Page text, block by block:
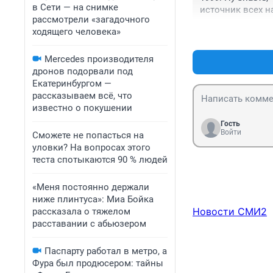
в Сети — на снимке
рассмотрели «загадочного
ходящего человека»
Mercedes производителя
дронов подорвали под
Екатеринбургом —
рассказываем всё, что
известно о покушении
Сможете не попасться на
уловки? На вопросах этого
теста спотыкаются 90 % людей
«Меня постоянно держали
ниже плинтуса»: Миа Бойка
рассказала о тяжелом
расставании с абьюзером
Паспарту работал в метро, а
Фура был продюсером: тайны
источник всех
Посмотрите
ближним
2003: Сам
фактором
2007: Мозги им
потому что то,
мышления.
2012: Если бы я
мнение и
Гость
Войти
Новости СМИ2